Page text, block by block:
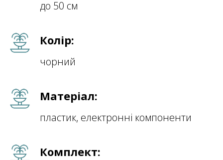
до 50 см
Колір:
чорний
Матеріал:
пластик, електронні компоненти
Комплект: